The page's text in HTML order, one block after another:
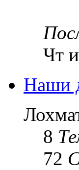
Чт
Наши
8
72